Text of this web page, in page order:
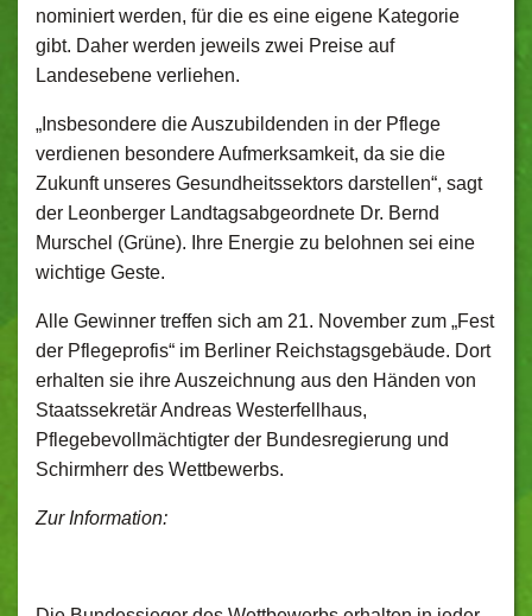
nominiert werden, für die es eine eigene Kategorie
gibt. Daher werden jeweils zwei Preise auf
Landesebene verliehen.
„Insbesondere die Auszubildenden in der Pflege
verdienen besondere Aufmerksamkeit, da sie die
Zukunft unseres Gesundheitssektors darstellen“, sagt
der Leonberger Landtagsabgeordnete Dr. Bernd
Murschel (Grüne). Ihre Energie zu belohnen sei eine
wichtige Geste.
Alle Gewinner treffen sich am 21. November zum „Fest
der Pflegeprofis“ im Berliner Reichstagsgebäude. Dort
erhalten sie ihre Auszeichnung aus den Händen von
Staatssekretär Andreas Westerfellhaus,
Pflegebevollmächtigter der Bundesregierung und
Schirmherr des Wettbewerbs.
Zur Information: